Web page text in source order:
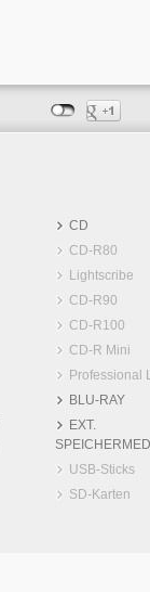
CD
CD-R80
Lightscribe
CD-R90
CD-R100
CD-R Mini
Professional
BLU-RAY
EXT.
USB-Sticks
SD-Karten